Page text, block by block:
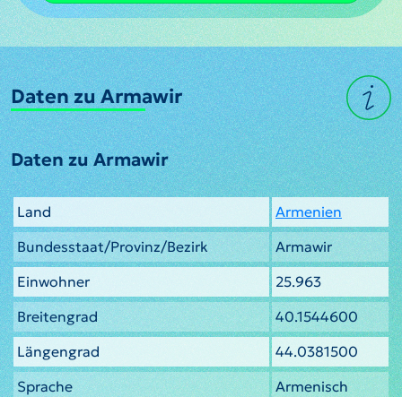
Daten zu Armawir
Daten zu Armawir
Land
Armenien
Bundesstaat/Provinz/Bezirk
Armawir
Einwohner
25.963
Breitengrad
40.1544600
Längengrad
44.0381500
Sprache
Armenisch